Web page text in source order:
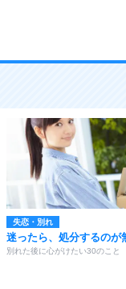
失恋・別れ
迷ったら、処分するのが
別れた後に心がけたい30のこと